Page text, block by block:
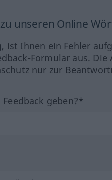
unseren Online
ist Ihnen ein Fehler
Formular aus.
nur zur
geben?*